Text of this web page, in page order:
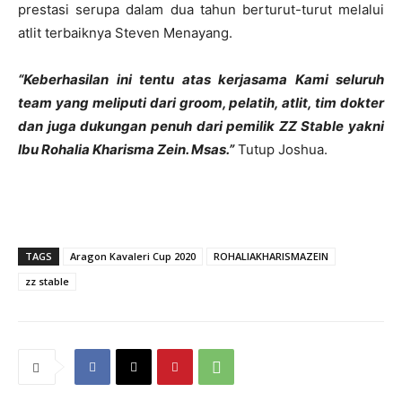
prestasi serupa dalam dua tahun berturut-turut melalui
atlit terbaiknya Steven Menayang.
“Keberhasilan ini tentu atas kerjasama Kami seluruh
team yang meliputi dari groom, pelatih, atlit, tim dokter
dan juga dukungan penuh dari pemilik ZZ Stable yakni
Ibu Rohalia Kharisma Zein. Msas.”Tutup Joshua.
TAGS Aragon Kavaleri Cup 2020
ROHALIAKHARISMAZEIN
zz stable